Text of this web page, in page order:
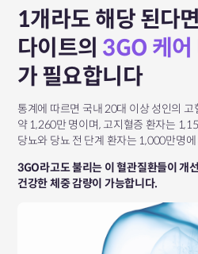
1개라도 해당 된다
다이트의 3GO 케
가 필요합니다
통계에 따르면 국내 20대 이상 성인의 고
약 1,260만 명이며,고지혈증 환자는
당뇨와 당뇨 전 단계 환자는 1,000만명에
3GO라고도 불리는 이 혈관질환들이 개
건강한 체중 감량이 가능합니다.